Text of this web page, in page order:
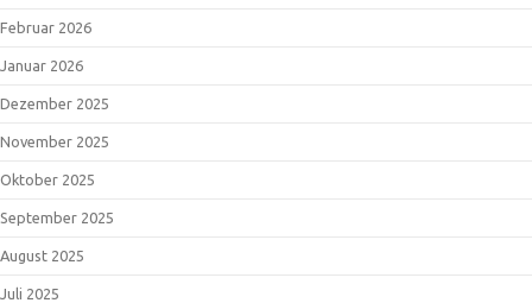
Februar 2026
Januar 2026
Dezember 2025
November 2025
Oktober 2025
September 2025
August 2025
Juli 2025